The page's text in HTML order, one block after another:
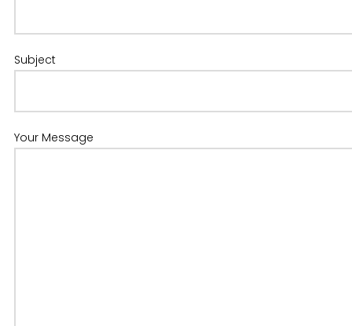
Subject
Your Message